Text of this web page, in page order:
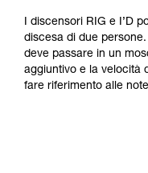
capacità di
sicurezza,
Forniamo
attività. Ne
vengono qui
I discensori RIG e I’D
discesa di due
deve passare in un
aggiuntivo e la velocità
fare riferimento alle